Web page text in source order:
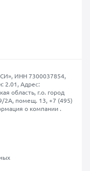
ИНН 7300037854,
2.01, Адрес:
область, г.о. город
2А, помещ. 13, +7 (495)
о компании.